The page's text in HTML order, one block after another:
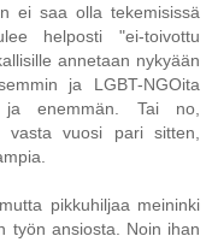
ei saa olla tekemisissä
helposti "ei-toivottu
annetaan nykyään
ja LGBT-NGOita
ja enemmän. Tai no,
vasta vuosi pari sitten,
pikkuhiljaa meininki
työn ansiosta. Noin ihan